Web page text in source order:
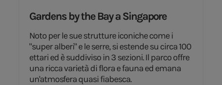
Gardens by the Bay a Singapore
Noto per le sue strutture iconiche come i
"super alberi" e le serre, si estende su circa 100
ettari ed è suddiviso in 3 sezioni. Il parco offre
una ricca varietà di flora e fauna ed emana
un'atmosfera quasi fiabesca.